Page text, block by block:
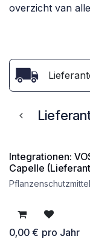
overzicht van
kostenlos
Integrationen:
Capelle
0,00 € pro Jahr